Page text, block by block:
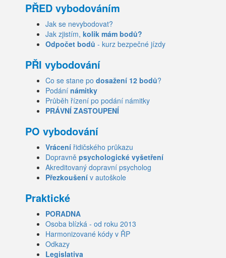
PŘED vybodováním
Jak se nevybodovat?
Jak zjistím, kolik mám bodů?
Odpočet bodů - kurz bezpečné jízdy
PŘI vybodování
Co se stane po dosažení 12 bodů?
Podání námitky
Průběh řízení po podání námitky
PRÁVNÍ ZASTOUPENÍ
PO vybodování
Vrácení řidičského průkazu
Dopravně psychologické vyšetření
Akreditovaný dopravní psycholog
Přezkoušení v autoškole
Praktické
PORADNA
Osoba blízká - od roku 2013
Harmonizované kódy v ŘP
Odkazy
Legislativa